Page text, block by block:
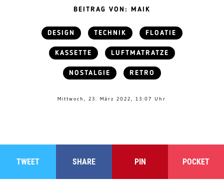
BEITRAG VON: MAIK
DESIGN TECHNIK FLOATIE
KASSETTE LUFTMATRATZE
NOSTALGIE RETRO
Mittwoch, 23. März 2022, 13:07 Uhr
TWEET SHARE PIN POCKET